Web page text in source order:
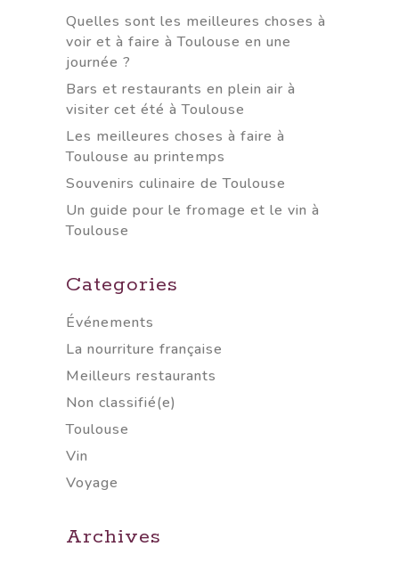
Quelles sont les meilleures choses à
voir et à faire à Toulouse en une
journée ?
Bars et restaurants en plein air à
visiter cet été à Toulouse
Les meilleures choses à faire à
Toulouse au printemps
Souvenirs culinaire de Toulouse
Un guide pour le fromage et le vin à
Toulouse
Categories
Événements
La nourriture française
Meilleurs restaurants
Non classifié(e)
Toulouse
Vin
Voyage
Archives